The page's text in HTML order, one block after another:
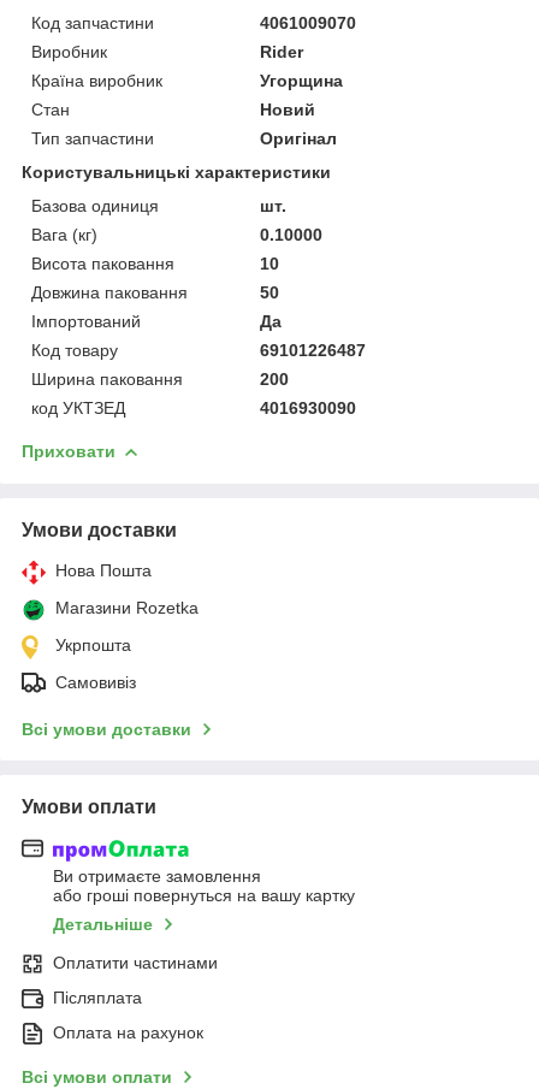
Код запчастини
4061009070
Виробник
Rider
Країна виробник
Угорщина
Стан
Новий
Тип запчастини
Оригінал
Користувальницькі характеристики
Базова одиниця
шт.
Вага (кг)
0.10000
Висота паковання
10
Довжина паковання
50
Імпортований
Да
Код товару
69101226487
Ширина паковання
200
код УКТЗЕД
4016930090
Приховати
Умови доставки
Нова Пошта
Магазини Rozetka
Укрпошта
Самовивіз
Всі умови доставки
Умови оплати
Ви отримаєте замовлення
або гроші повернуться на вашу картку
Детальніше
Оплатити частинами
Післяплата
Оплата на рахунок
Всі умови оплати